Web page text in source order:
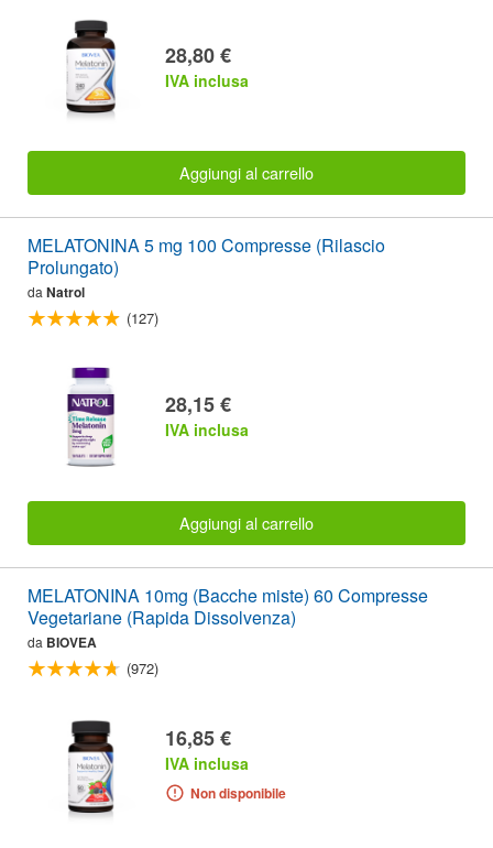
28,80 €
IVA inclusa
Aggiungi al carrello
MELATONINA 5 mg 100 Compresse (Rilascio
Prolungato)
da Natrol
(127)
28,15 €
IVA inclusa
Aggiungi al carrello
MELATONINA 10mg (Bacche miste) 60 Compresse
Vegetariane (Rapida Dissolvenza)
da BIOVEA
(972)
16,85 €
IVA inclusa
Non disponibile